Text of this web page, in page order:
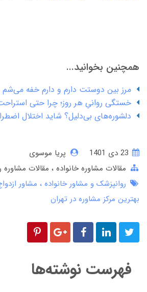
همچنین بخوانید...
مرز بین دوستت دارم و دارم خفه می‌شم
خستگی روانیِ هر روز؛ چرا حتی
دلشوره‌های بی‌دلیل؟ شاید اختلال
پریا موسوی
مقالات مشاوره خانواده مقالات
روانپزشک و مشاور خانواده مشاور
بهترین مرکز مشاوره در تهران
فهرست نوشته‌ها